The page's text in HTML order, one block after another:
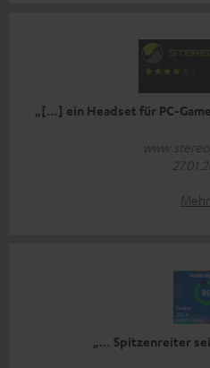
„[…] ein Headset für PC-
„… Spitzenreiter